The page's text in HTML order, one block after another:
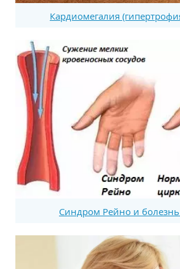
Кардиомегалия
Синдром Рейно и